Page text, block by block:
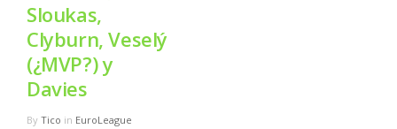
FORMACIÓN
NBA
Sloukas,
Clyburn, Veselý
(¿MVP?) y
Davies
By Tico in EuroLeague